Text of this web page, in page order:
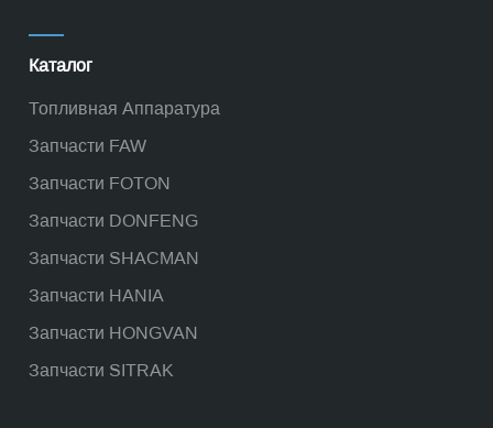
Каталог
Топливная Аппаратура
Запчасти FAW
Запчасти FOTON
Запчасти DONFENG
Запчасти SHACMAN
Запчасти HANIA
Запчасти HONGVAN
Запчасти SITRAK